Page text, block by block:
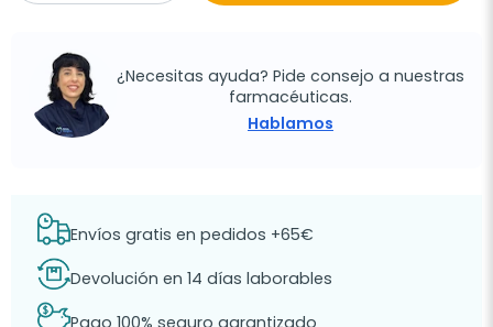
¿Necesitas ayuda? Pide consejo a nuestras
farmacéuticas.
Hablamos
Envíos gratis en pedidos +65€
Devolución en 14 días laborables
Pago 100% seguro garantizado